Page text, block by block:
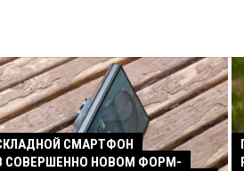
СМАРТФОН
СОВЕРШЕННО НОВОМ ФОРМ-